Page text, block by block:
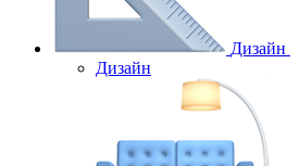
Дизайн
Дизайн